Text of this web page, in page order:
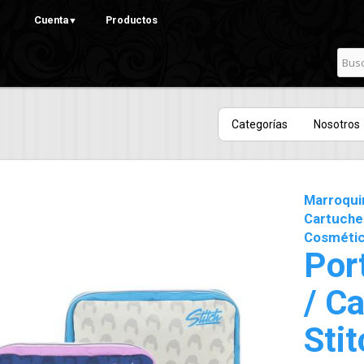
contenido
Cuenta▼ Productos
Categorías Nosotros
/